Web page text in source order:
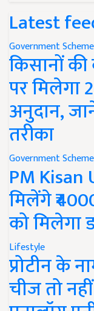
Latest
Government Scheme
किसानों
पर मिलेगा
अनुदान,
तरीका
Government Scheme
PM
मिलेंगे
को मिलेगा
Lifestyle
प्रोटीन के
चीज तो